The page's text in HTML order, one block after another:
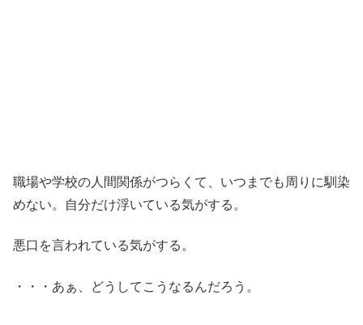
職場や学校の人間関係がつらくて、いつまでも周りに馴染
めない。自分だけ浮いている気がする。
悪口を言われている気がする。
・・・あぁ、どうしてこうなるんだろう。